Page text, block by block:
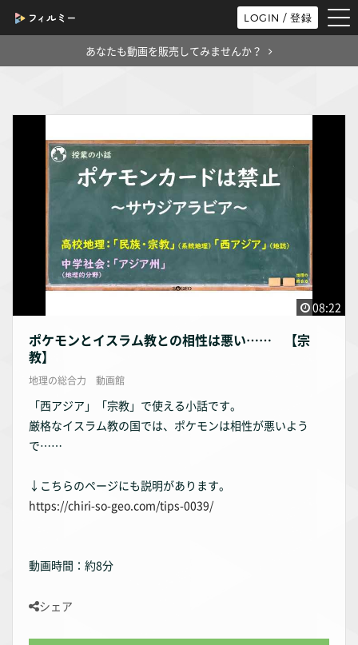
LOGIN / 登録
あなたも動画を販売してみませんか？
08:22
ポケモンとイスラム教との相性は悪い…… 【宗
教】
地理の総合力 動画館
「西アジア」「宗教」で使える小話です。
厳格なイスラム教の国では、ポケモンは相性が悪いよう
で……
↓こちらのページにも説明があります。
https://chiri-so-geo.com/tips-0039/
動画時間：約8分
シェア